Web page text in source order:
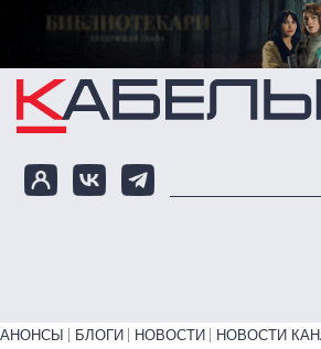
Перейти к основному содержанию
Primary links bottom
АНОНСЫ БЛОГИ НОВОСТИ НОВОСТИ